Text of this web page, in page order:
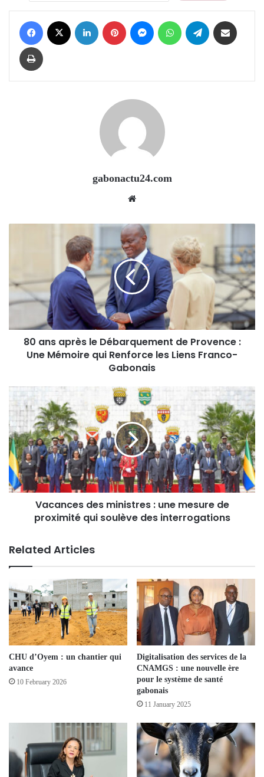
Facebook LinkedIn Pinterest Messenger WhatsApp Telegram
Print
gabonactu24.com
80 ans après le Débarquement de Provence :
Une Mémoire qui Renforce les Liens Franco-
Gabonais
Vacances des ministres : une mesure de
proximité qui soulève des interrogations
Related Articles
CHU d’Oyem : un chantier qui
avance
10 February 2026
Digitalisation des services de la
CNAMGS : une nouvelle ère
pour le système de santé
gabonais
11 January 2025